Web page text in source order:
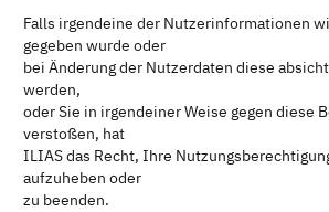
Falls irgendeine der Nutzerinformationen
gegeben wurde oder
bei Änderung der Nutzerdaten diese
werden,
oder Sie in irgendeiner Weise gegen diese
verstoßen, hat
ILIAS das Recht, Ihre
aufzuheben oder
zu beenden.